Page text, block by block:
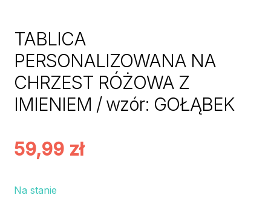
TABLICA
PERSONALIZOWANA NA
CHRZEST RÓŻOWA Z
IMIENIEM / wzór: GOŁĄBEK
59,99 zł
Na stanie